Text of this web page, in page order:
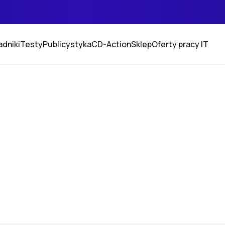
TestyPublicystykaCD-ActionSklepOferty pracy IT